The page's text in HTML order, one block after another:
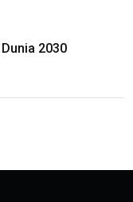
2030